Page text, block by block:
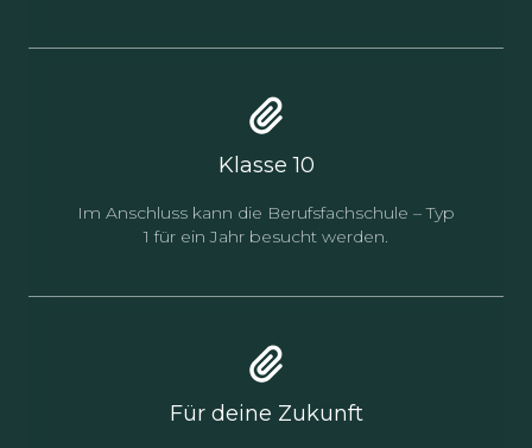
Klasse 10
Im Anschluss kann die Berufsfachschule – Typ
1 für ein Jahr besucht werden.
Für deine Zukunft